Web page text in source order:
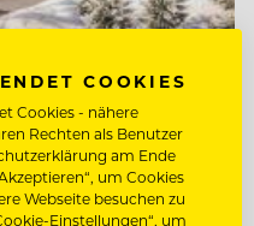
COOKIES
Cookies - nähere
Rechten als Benutzer
am Ende
um Cookies
Webseite besuchen zu
Einstellungen“, um